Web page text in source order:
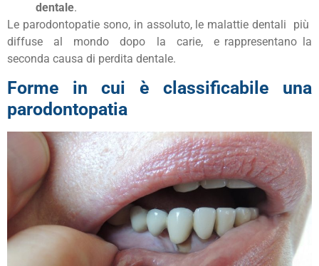
dentale.
Le parodontopatie sono, in assoluto, le malattie dentali più
diffuse al mondo dopo la carie, e rappresentano la
seconda causa di perdita dentale.
Forme in cui è classificabile una
parodontopatia